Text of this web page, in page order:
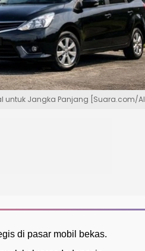
untuk Jangka Panjang [Suara.com/AI]
di pasar mobil bekas.